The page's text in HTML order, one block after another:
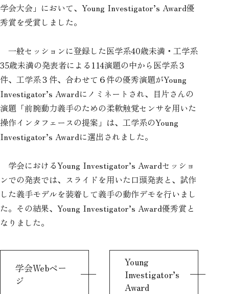
学会大会」において、Young Investigator’s Award優
秀賞を受賞しました。
一般セッションに登録した医学系40歳未満・工学系
35歳未満の発表者による114演題の中から医学系３
件、工学系３件、合わせて６件の優秀演題がYoung
Investigator’s Awardにノミネートされ、目片さんの
演題「前腕動力義手のための柔軟触覚センサを用いた
操作インタフェースの提案」は、工学系のYoung
Investigator’s Awardに選出されました。
学会におけるYoung Investigator’s Awardセッショ
ンでの発表では、スライドを用いた口頭発表と、試作
した義手モデルを装着して義手の動作デモを行いまし
た。その結果、Young Investigator’s Award優秀賞と
なりました。
学会Webペー
ジ
Young
Investigator’s
Award